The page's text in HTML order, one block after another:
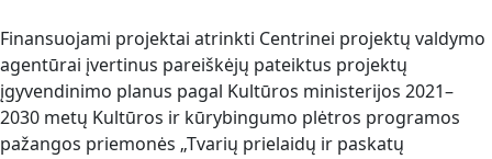
Finansuojami projektai atrinkti Centrinei projektų valdymo
agentūrai įvertinus pareiškėjų pateiktus projektų
įgyvendinimo planus pagal Kultūros ministerijos 2021–
2030 metų Kultūros ir kūrybingumo plėtros programos
pažangos priemonės „Tvarių prielaidų ir paskatų